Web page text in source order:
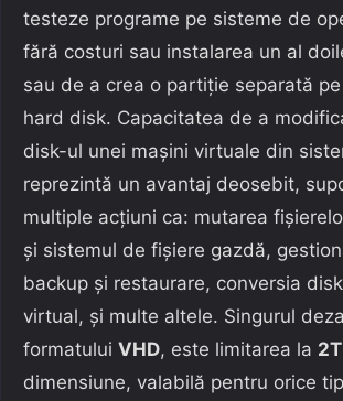
testeze programe pe sisteme de
fără costuri sau instalarea un al
sau de a crea o partiție separată
hard disk. Capacitatea de a
disk-ul unei mașini virtuale din
reprezintă un avantaj deosebit,
multiple acțiuni ca: mutarea
și sistemul de fișiere gazdă,
backup și restaurare, conversia
virtual, și multe altele. Singurul
formatului VHD, este limitarea la
dimensiune, valabilă pentru orice